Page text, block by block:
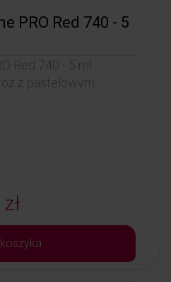
PRO Red 740 - 5
Red 740 - 5 ml
z pastelowym